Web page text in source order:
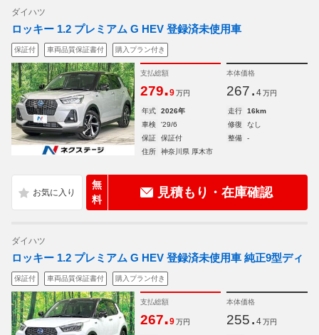
ダイハツ
ロッキー 1.2 プレミアム G HEV 登録済未使用車
保証付 車両品質保証書付 購入プラン付き
支払総額
279.9 万円
本体価格
267. 4 万円
年式 2026年 走行
16km
車検
'29/6 修復
なし
保証
保証付 整備
-
住所
神奈川県 厚木市
無
料
見積もり・在庫確認
ダイハツ
ロッキー 1.2 プレミアム G HEV 登録済未使用車 純正9型ディ
保証付 車両品質保証書付 購入プラン付き
支払総額
267.9 万円
本体価格
255. 4 万円